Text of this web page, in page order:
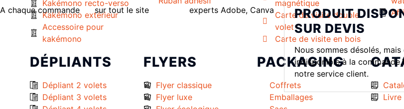
Kakémono recto-verso
Kakémono extérieur
Accessoire pour
kakémono
magnétique
Carte de visite double
volet
Carte de visite en bois
DÉPLIANTS
Dépliant 2 volets
Dépliant 3 volets
FLYERS
Flyer classique
Flyer luxe
PACKAGING
Coffrets
Emballages
Livre
A chaque commande sur tout le site experts Adobe, Canva
PRODUIT
SUR DEVIS
Nous sommes désolés,
indisponible à la
notre service client.